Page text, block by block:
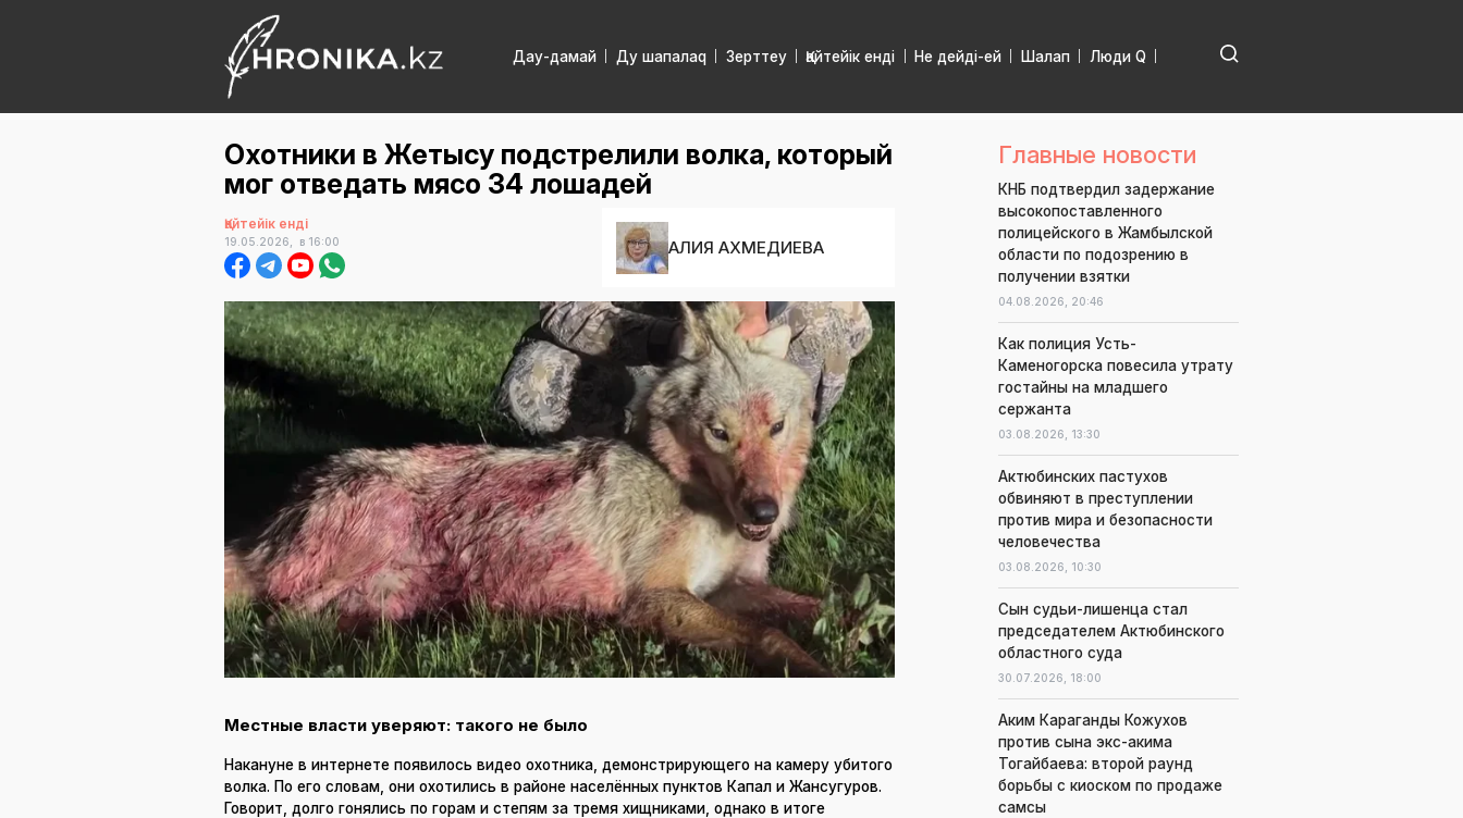
Дау-дамай Ду шапалаq Зерттеу Қайтейік енді Не дейді-ей Шалап Люди Q
Охотники в Жетысу подстрелили волка, который
мог отведать мясо 34 лошадей
Қайтейік енді
19.05.2026, в 16:00 АЛИЯ АХМЕДИЕВА
Местные власти уверяют: такого не было
Накануне в интернете появилось видео охотника, демонстрирующего на камеру убитого
волка. По его словам, они охотились в районе населённых пунктов Капал и Жансугуров.
Говорит, долго гонялись по горам и степям за тремя хищниками, однако в итоге
Главные новости
КНБ подтвердил задержание
высокопоставленного
полицейского в Жамбылской
области по подозрению в
получении взятки
04.08.2026, 20:46
Как полиция Усть-
Каменогорска повесила утрату
гостайны на младшего
сержанта
03.08.2026, 13:30
Актюбинских пастухов
обвиняют в преступлении
против мира и безопасности
человечества
03.08.2026, 10:30
Сын судьи-лишенца стал
председателем Актюбинского
областного суда
30.07.2026, 18:00
Аким Караганды Кожухов
против сына экс-акима
Тогайбаева: второй раунд
борьбы с киоском по продаже
самсы